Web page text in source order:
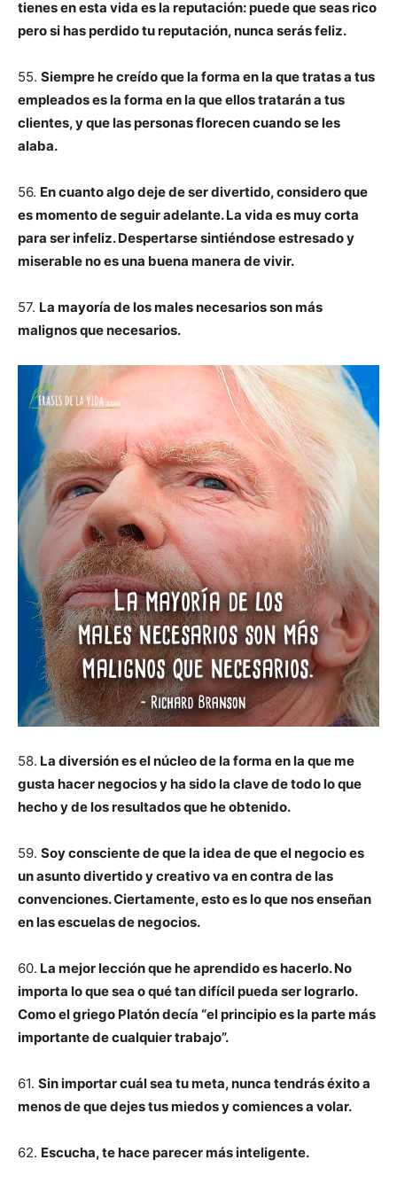
tienes en esta vida es la reputación: puede que seas rico
pero si has perdido tu reputación, nunca serás feliz.
55. Siempre he creído que la forma en la que tratas a tus
empleados es la forma en la que ellos tratarán a tus
clientes, y que las personas florecen cuando se les
alaba.
56. En cuanto algo deje de ser divertido, considero que
es momento de seguir adelante. La vida es muy corta
para ser infeliz. Despertarse sintiéndose estresado y
miserable no es una buena manera de vivir.
57. La mayoría de los males necesarios son más
malignos que necesarios.
58. La diversión es el núcleo de la forma en la que me
gusta hacer negocios y ha sido la clave de todo lo que
hecho y de los resultados que he obtenido.
59. Soy consciente de que la idea de que el negocio es
un asunto divertido y creativo va en contra de las
convenciones. Ciertamente, esto es lo que nos enseñan
en las escuelas de negocios.
60. La mejor lección que he aprendido es hacerlo. No
importa lo que sea o qué tan difícil pueda ser lograrlo.
Como el griego Platón decía “el principio es la parte más
importante de cualquier trabajo”.
61. Sin importar cuál sea tu meta, nunca tendrás éxito a
menos de que dejes tus miedos y comiences a volar.
62. Escucha, te hace parecer más inteligente.